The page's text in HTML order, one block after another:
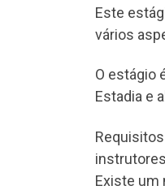
Este
vários
O estágio
Estadia e
Existe um